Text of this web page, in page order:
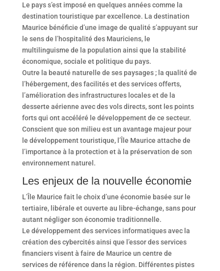
Le pays s’est imposé en quelques années comme la
destination touristique par excellence. La destination
Maurice bénéficie d’une image de qualité s’appuyant sur
le sens de l’hospitalité des Mauriciens, le
multilinguisme de la population ainsi que la stabilité
économique, sociale et politique du pays.
Outre la beauté naturelle de ses paysages ; la qualité de
l’hébergement, des facilités et des services offerts,
l’amélioration des infrastructures locales et de la
desserte aérienne avec des vols directs, sont les points
forts qui ont accéléré le développement de ce secteur.
Conscient que son milieu est un avantage majeur pour
le développement touristique, l’Île Maurice attache de
l’importance à la protection et à la préservation de son
environnement naturel.
Les enjeux de la nouvelle économie
L’Île Maurice fait le choix d’une économie basée sur le
tertiaire, libérale et ouverte au libre-échange, sans pour
autant négliger son économie traditionnelle.
Le développement des services informatiques avec la
création des cybercités ainsi que l’essor des services
financiers visent à faire de Maurice un centre de
services de référence dans la région. Différentes pistes